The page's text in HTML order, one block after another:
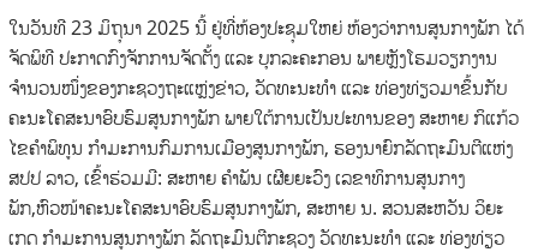
ໃນວັນທີ 23 ມິຖຸນາ 2025 ນີ້ ຢູ່ທີ່ຫ້ອງປະຊຸມໃຫຍ່ ຫ້ອງວ່າການສູນກາງພັກ ໄດ້
ຈັດພິທີ ປະກາດກົງຈັກການຈັດຕັ້ງ ແລະບຸກລະຄະກອນ ພາຍຫຼັງໂຮມວຽກງານ
ຈຳນວນໜຶ່ງຂອງກະຊວງຖະແຫຼ່ງຂ່າວ, ວັດທະນະທຳ ແລະ ທ່ອງທ່ຽວມາຂຶ້ນກັບ
ຄະນະໂຄສະນາອົບຮົມສູນກາງພັກ ພາຍໃຕ້ການເປັນປະທານຂອງ ສະຫາຍ ກິແກ້ວ
ໄຂຄຳພິທູນ ກຳມະການກົມການເມືອງສູນກາງພັກ, ຮອງນາຍົກລັດຖະມົນຕີແຫ່ງ
ສປປ ລາວ, ເຂົ້າຮ່ວມມີ: ສະຫາຍ ຄຳພັນ ເຜີຍຍະວົງ ເລຂາທິການສູນກາງ
ພັກ,ຫົວໜ້າຄະນະໂຄສະນາອົບຮົມສູນກາງພັກ, ສະຫາຍ ນ. ສວນສະຫວັນ ວິຍະ
ເກດ ກຳມະການສູນກາງພັກ ລັດຖະມົນຕີກະຊວງ ວັດທະນະທຳ ແລະ ທ່ອງທ່ຽວ